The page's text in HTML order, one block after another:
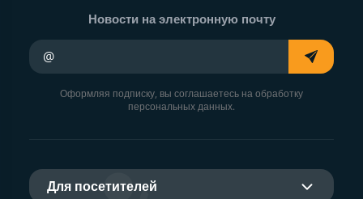
Новости на электронную почту
Оформляя подписку, вы соглашаетесь на обработку
персональных данных.
Для посетителей